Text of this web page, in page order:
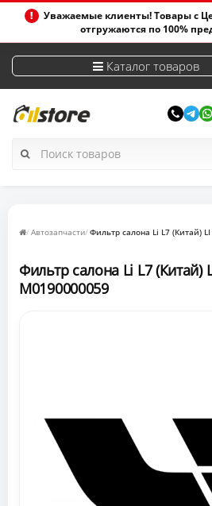
Уважаемые клиенты! Товары с
отгружаются по 100%
Каталог товаров
Автозапчасти Фильтр салона Li L7 (Китай)
Фильтр салона Li L7 (Китай)
M0190000059